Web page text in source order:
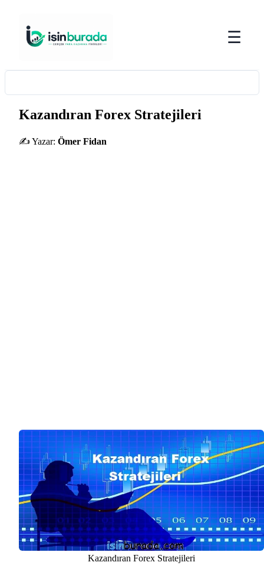
☰
Kazandıran Forex Stratejileri
✍️ Yazar: Ömer Fidan
Kazandıran Forex Stratejileri